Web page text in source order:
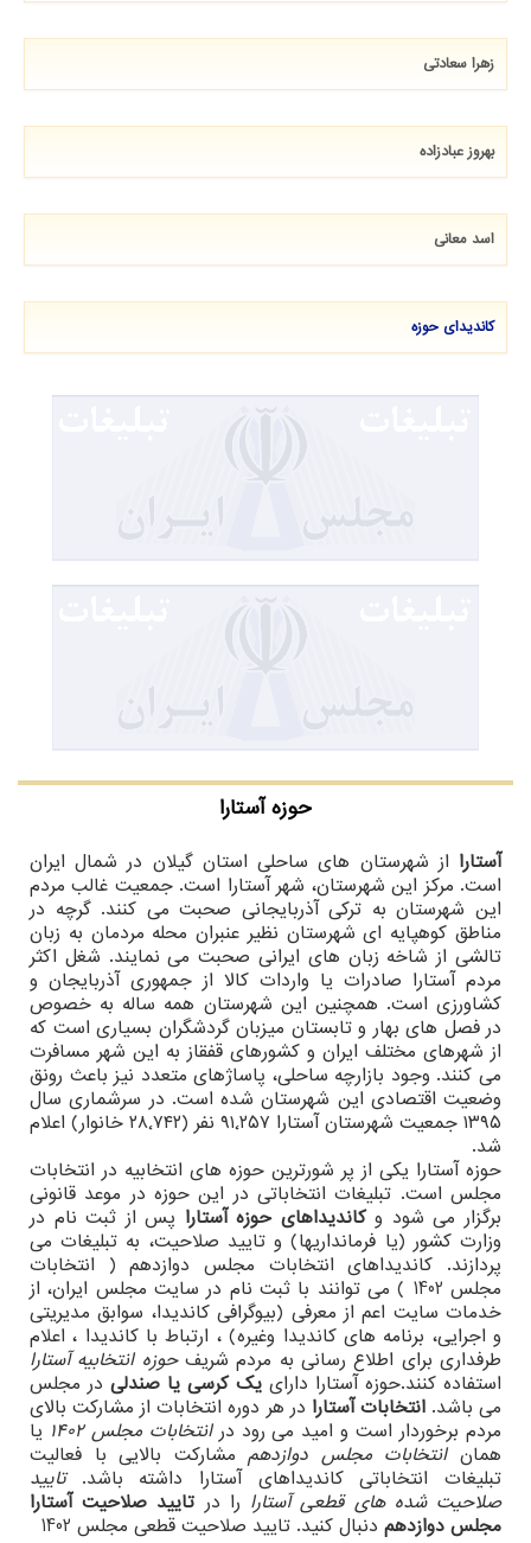
زهرا سعادتی
بهروز عبادزاده
اسد معانی
کاندیدای حوزه
حوزه آستارا
آستارا از شهرستان های ساحلی استان گیلان در شمال ایران
است. مرکز این شهرستان، شهر آستارا است. جمعیت غالب مردم
این شهرستان به ترکی آذربایجانی صحبت می کنند. گرچه در
مناطق کوهپایه ای شهرستان نظیر عنبران محله مردمان به زبان
تالشی از شاخه زبان های ایرانی صحبت می نمایند. شغل اکثر
مردم آستارا صادرات یا واردات کالا از جمهوری آذربایجان و
کشاورزی است. همچنین این شهرستان همه ساله به خصوص
در فصل های بهار و تابستان میزبان گردشگران بسیاری است که
از شهرهای مختلف ایران و کشورهای قفقاز به این شهر مسافرت
می کنند. وجود بازارچه ساحلی، پاساژهای متعدد نیز باعث رونق
وضعیت اقتصادی این شهرستان شده است. در سرشماری سال
۱۳۹۵ جمعیت شهرستان آستارا ۹۱٬۲۵۷ نفر (۲۸٬۷۴۲ خانوار) اعلام
شد.
حوزه آستارا یکی از پر شورترین حوزه های انتخابیه در انتخابات
مجلس است. تبلیغات انتخاباتی در این حوزه در موعد قانونی
برگزار می شود وکاندیداهای حوزه آستارا پس از ثبت نام در
وزارت کشور (یا فرمانداریها) و تایید صلاحیت، به تبلیغات می
پردازند. کاندیداهای انتخابات مجلس دوازدهم ( انتخابات
مجلس 1402 ) می توانند با ثبت نام در سایت مجلس ایران، از
خدمات سایت اعم از معرفی (بیوگرافی کاندیدا، سوابق مدیریتی
و اجرایی، برنامه های کاندیدا وغیره) ، ارتباط با کاندیدا ، اعلام
طرفداری برای اطلاع رسانی به مردم شریفحوزه انتخابیه آستارا
استفاده کنند.حوزه آستارا دارای یک کرسی یا صندلی در مجلس
می باشد.انتخابات آستارا در هر دوره انتخابات از مشارکت بالای
مردم برخوردار است و امید می رود درانتخابات مجلس 1402
یا
همانانتخابات مجلس دوازدهممشارکت بالایی با فعالیت
تبلیغات انتخاباتی کاندیداهای آستارا داشته باشد.تایید
صلاحیت شده های قطعی آستارا را در تایید صلاحیت آستارا
مجلس دوازدهم دنبال کنید. تایید صلاحیت قطعی مجلس 1402